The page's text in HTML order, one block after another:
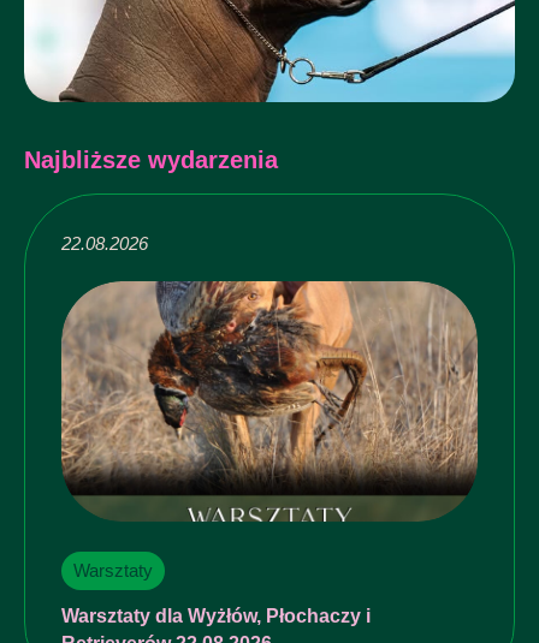
Najbliższe wydarzenia
22.08.2026
Warsztaty
Warsztaty dla Wyżłów, Płochaczy i